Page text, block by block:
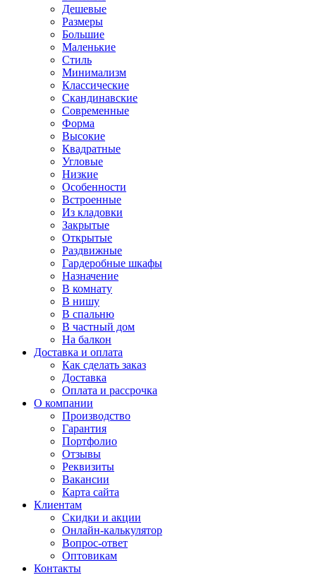
Дешевые
Размеры
Большие
Маленькие
Стиль
Минимализм
Классические
Скандинавские
Современные
Форма
Высокие
Квадратные
Угловые
Низкие
Особенности
Встроенные
Из кладовки
Закрытые
Открытые
Раздвижные
Гардеробные шкафы
Назначение
В комнату
В нишу
В спальню
В частный дом
На балкон
Доставка и оплата
Как сделать заказ
Доставка
Оплата и рассрочка
О компании
Производство
Гарантия
Портфолио
Отзывы
Реквизиты
Вакансии
Карта сайта
Клиентам
Скидки и акции
Онлайн-калькулятор
Вопрос-ответ
Оптовикам
Контакты